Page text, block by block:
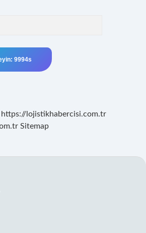
https://lojistikhabercisi.com.tr
Sitemap